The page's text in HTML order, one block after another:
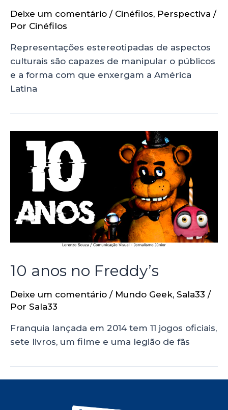
Deixe um comentário / Cinéfilos, Perspectiva /
Por Cinéfilos
Representações estereotipadas de aspectos
culturais são capazes de manipular o públicos
e a forma com que enxergam a América
Latina
10 anos no Freddy’s
Deixe um comentário / Mundo Geek, Sala33 /
Por Sala33
Franquia lançada em 2014 tem 11 jogos oficiais,
sete livros, um filme e uma legião de fãs